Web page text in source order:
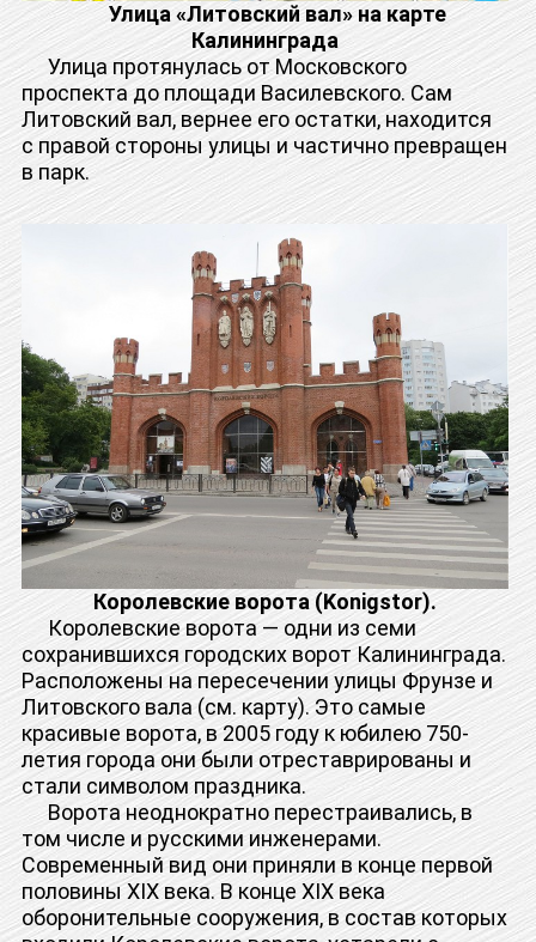
Улица «Литовский вал» на карте
Калининграда
Улица протянулась от Московского
проспекта до площади Василевского. Сам
Литовский вал, вернее его остатки, находится
с правой стороны улицы и частично превращен
в парк.
Королевские ворота (Konigstor).
Королевские ворота — одни из семи
сохранившихся городских ворот Калининграда.
Расположены на пересечении улицы Фрунзе и
Литовского вала (см. карту). Это самые
красивые ворота, в 2005 году к юбилею 750-
летия города они были отреставрированы и
стали символом праздника.
Ворота неоднократно перестраивались, в
том числе и русскими инженерами.
Современный вид они приняли в конце первой
половины XIX века. В конце XIX века
оборонительные сооружения, в состав которых